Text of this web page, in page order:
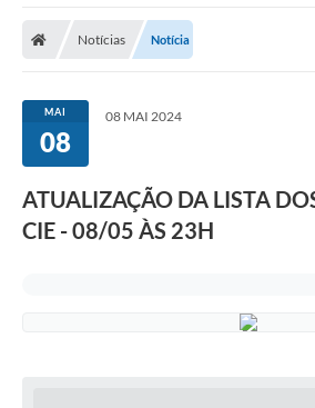
Notícias Notícia
MAI
08
08 MAI 2024
ATUALIZAÇÃO DA LISTA
CIE - 08/05 ÀS 23H